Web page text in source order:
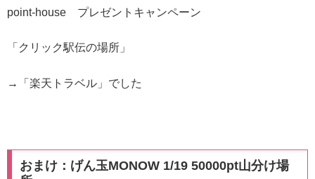
point-house プレゼントキャンペーン
「クリック駅伝の場所」
→「楽天トラベル」でした
おまけ：げん玉MONOW 1/19 50000pt山分け場